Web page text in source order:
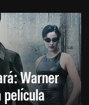
Warner